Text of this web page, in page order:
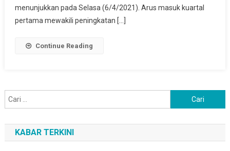
Tertinggi
menunjukkan pada Selasa (6/4/2021). Arus masuk kuartal
pertama mewakili peningkatan […]
Continue Reading
untuk:
KABAR TERKINI